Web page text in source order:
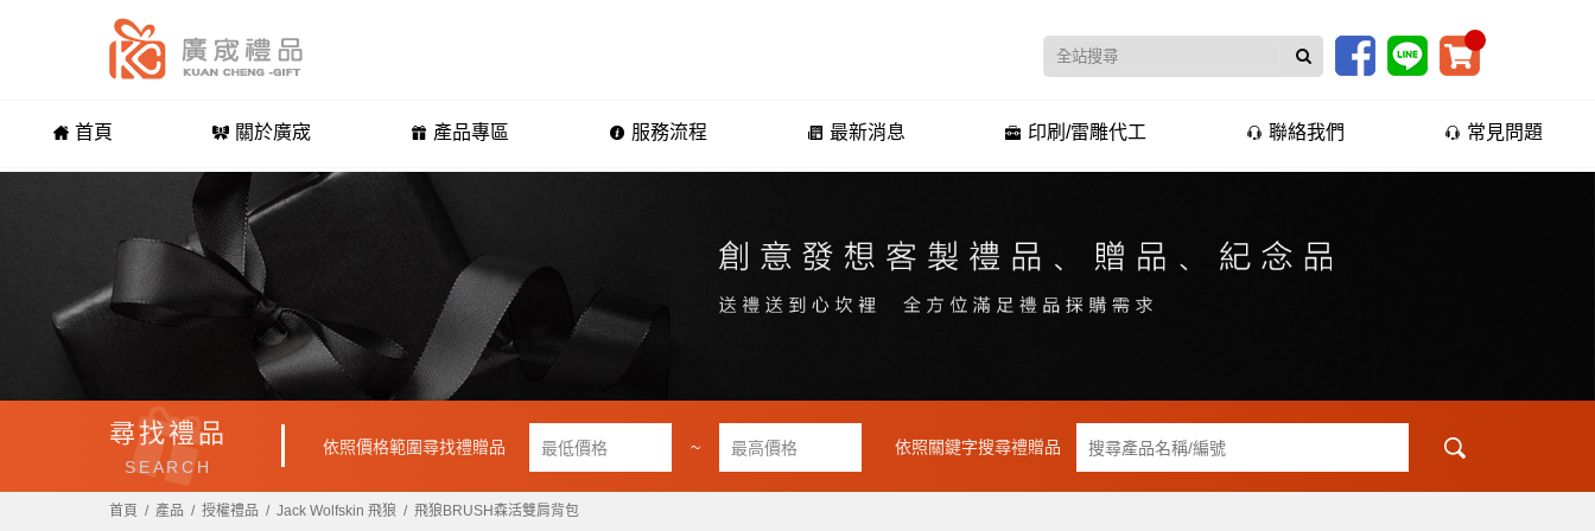
首頁 關於廣宬 產品專區 服務流程 最新消息 印刷/雷雕代工 聯絡我們 常見問題
尋找禮品
SEARCH
依照價格範圍尋找禮贈品 ~ 依照關鍵字搜尋禮贈品
首頁 產品 授權禮品 Jack Wolfskin 飛狼 飛狼BRUSH森活雙肩背包